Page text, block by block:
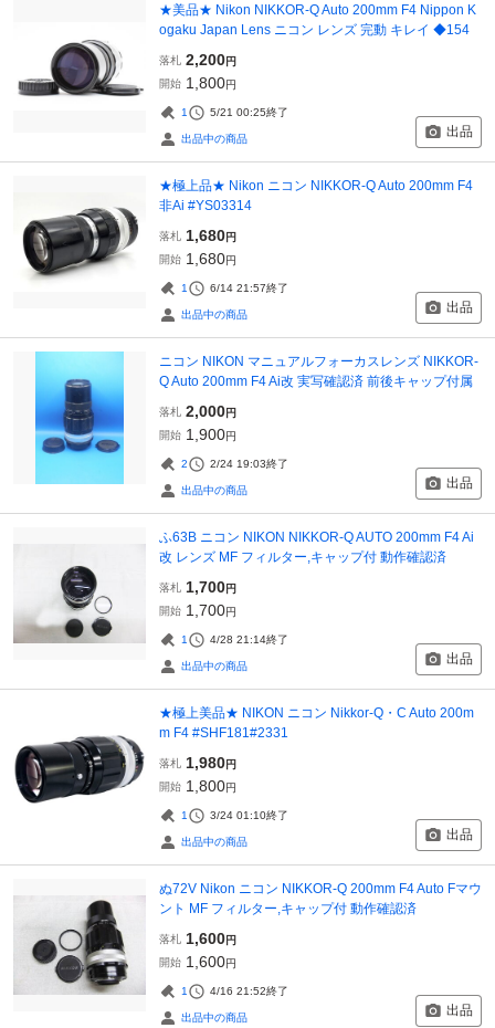
★美品★ Nikon NIKKOR-Q Auto 200mm F4 Nippon K
ogaku Japan Lens ニコン レンズ 完動 キレイ ◆154
落札 2,200円
開始 1,800円
1 5/21 00:25終了
出品中の商品 出品
★極上品★ Nikon ニコン NIKKOR-Q Auto 200mm F4
非Ai #YS03314
落札 1,680円
開始 1,680円
1 6/14 21:57終了
出品中の商品 出品
ニコン NIKON マニュアルフォーカスレンズ NIKKOR-
Q Auto 200mm F4 Ai改 実写確認済 前後キャップ付属
落札 2,000円
開始 1,900円
2 2/24 19:03終了
出品中の商品 出品
ふ63B ニコン NIKON NIKKOR-Q AUTO 200mm F4 Ai
改 レンズ MF フィルター,キャップ付 動作確認済
落札 1,700円
開始 1,700円
1 4/28 21:14終了
出品中の商品 出品
★極上美品★ NIKON ニコン Nikkor-Q・C Auto 200m
m F4 #SHF181#2331
落札 1,980円
開始 1,800円
1 3/24 01:10終了
出品中の商品 出品
ぬ72V Nikon ニコン NIKKOR-Q 200mm F4 Auto Fマウ
ント MF フィルター,キャップ付 動作確認済
落札 1,600円
開始 1,600円
1 4/16 21:52終了
出品中の商品 出品